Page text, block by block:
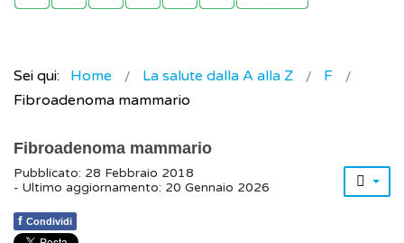
Sei qui: Home La salute dalla A alla Z
F
Fibroadenoma mammario
Fibroadenoma mammario
Pubblicato: 28 Febbraio 2018
- Ultimo aggiornamento: 20 Gennaio 2026
f Condividi